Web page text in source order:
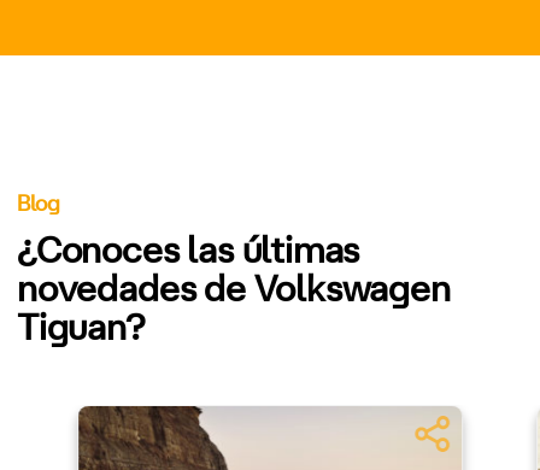
Blog
¿Conoces las últimas
novedades de Volkswagen
Tiguan?